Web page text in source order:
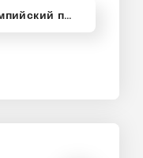
край, Россия